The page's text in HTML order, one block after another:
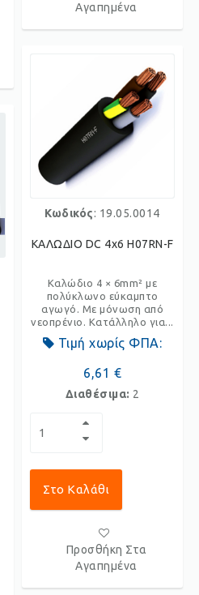
Αγαπημένα
Κωδικός: 19.05.0014
ΚΑΛΩΔΙΟ DC 4x6 H07RN-F
Καλώδιο 4 × 6mm² με
πολύκλωνο εύκαμπτο
αγωγό. Με μόνωση από
νεοπρένιο. Κατάλληλο για...
Τιμή χωρίς ΦΠΑ:
6,61 €
Διαθέσιμα: 2
Στο Καλάθι
Προσθήκη Στα
Αγαπημένα